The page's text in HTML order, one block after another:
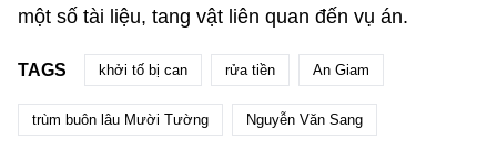
một số tài liệu, tang vật liên quan đến vụ án.
TAGS khởi tố bị can rửa tiền An Giam
trùm buôn lâu Mười Tường Nguyễn Văn Sang